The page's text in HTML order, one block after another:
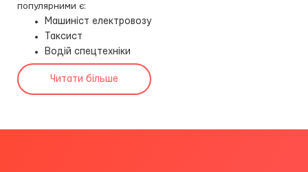
популярними є:
Машиніст електровозу
Таксист
Водій спецтехніки
Читати більше